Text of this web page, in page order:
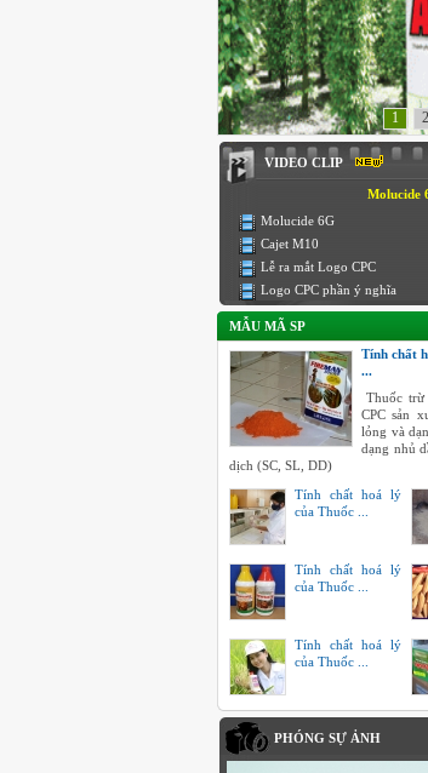
1 2
VIDEO CLIP
Molucide
Molucide 6G
Cajet M10
Lễ ra mắt Logo CPC
Logo CPC phần ý nghĩa
MẪU MÃ SP
Tính chất
...
Thuốc trừ
CPC sản
lỏng và
dạng nhủ
dịch (SC, SL, DD)
Tính chất hoá lý
của Thuốc ...
Tính chất hoá lý
của Thuốc ...
Tính chất hoá lý
của Thuốc ...
PHÓNG SỰ ẢNH